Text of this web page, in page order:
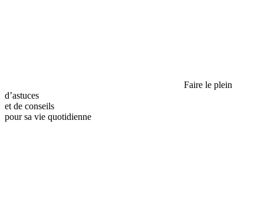
Faire le plein
d’astuces
et de conseils
pour sa vie quotidienne